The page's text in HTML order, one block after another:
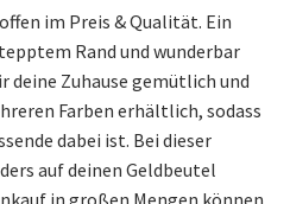
im Preis & Qualität. Ein
Rand und wunderbar
deine Zuhause gemütlich und
Farben erhältlich, sodass
dabei ist. Bei dieser
auf deinen Geldbeutel
in großen Mengen können